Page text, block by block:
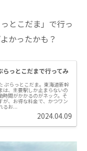
とこだま」で行っ
かったかも？
っとこだまで行ってみ
ぷらっとこだま。東海道新幹
は、主要駅しか止まらないの
時間がかかるのがネック。そ
が、お得な料金で、かつワン
るお...
2024.04.09